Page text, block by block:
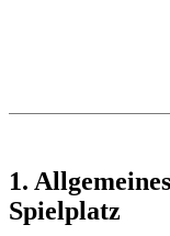
1.
Spielplatz